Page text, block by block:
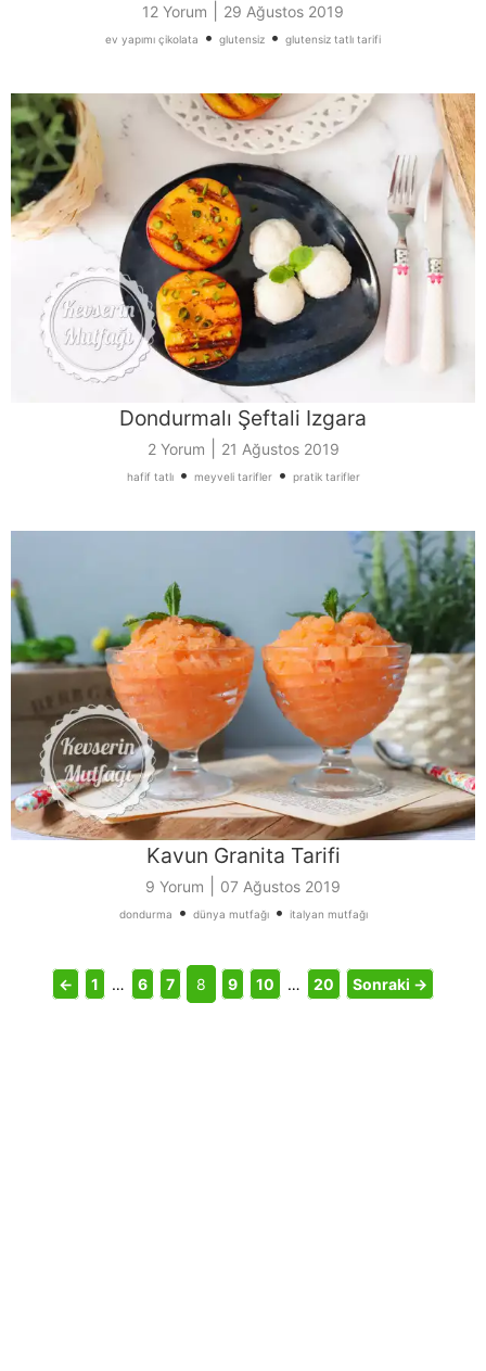
12 Yorum 29 Ağustos 2019
ev yapımı çikolata • glutensiz • glutensiz tatlı tarifi
Dondurmalı Şeftali Izgara
2 Yorum 21 Ağustos 2019
hafif tatlı• meyveli tarifler• pratik tarifler
Kavun Granita Tarifi
9 Yorum 07 Ağustos 2019
dondurma • dünya mutfağı• italyan mutfağı
← 1 … 6 7 8 9 10 … 20 Sonraki →